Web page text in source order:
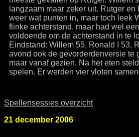
langzaam maar zeker uit. Rutger
weer wat punten in, maar toch leek
flinke achterstand, maar had wel
voldoende om de achterstand in te
Eindstand: Willem 55, Ronald I 53,
avond ook de gevorderdenversie te
maar vanaf gezien. Na het eten
spelen. Er werden vier vloten
Spellensessies overzicht
21 december 2006